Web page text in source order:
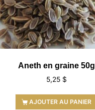
Aneth en graine 50g
5,25 $
AJOUTER AU PANIER